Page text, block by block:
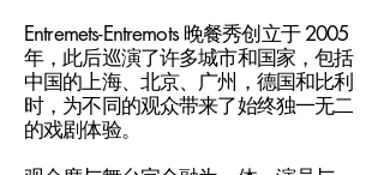
Entremets-Entremots 晚餐秀创立于 2005
年，此后巡演了许多城市和国家，包括
中国的上海、北京、广州，德国和比利
时，为不同的观众带来了始终独一无二
的戏剧体验。